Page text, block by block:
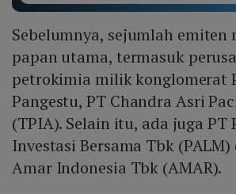
Sebelumnya, sejumlah emiten
papan utama, termasuk
petrokimia milik konglomerat
Pangestu, PT Chandra Asri
(TPIA). Selain itu, ada juga PT
Investasi Bersama Tbk
Amar Indonesia Tbk (AMAR).